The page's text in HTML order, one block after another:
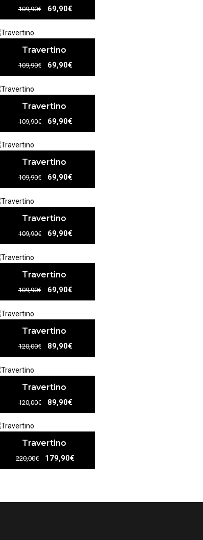
109,90€ 69,90€
Travertino
109,90€ 69,90€
Travertino
109,90€ 69,90€
Travertino
109,90€ 69,90€
Travertino
109,90€ 69,90€
Travertino
109,90€ 69,90€
Travertino
120,00€ 89,90€
Travertino
120,00€ 89,90€
Travertino
220,00€ 179,90€